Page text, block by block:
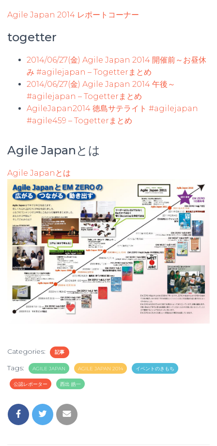
Agile Japan 2014 レポートコーナー
togetter
2014/06/27(金) Agile Japan 2014 開催前～お昼休
み #agilejapan – Togetterまとめ
2014/06/27(金) Agile Japan 2014 午後～
#agilejapan – Togetterまとめ
AgileJapan2014 徳島サテライト #agilejapan
#agile459 – Togetterまとめ
Agile Japanとは
Agile Japanとは
Categories: 記事
Tags: AGILE JAPAN AGILE JAPAN 2014 イベントのきもち
公認レポーター 西出 皓一